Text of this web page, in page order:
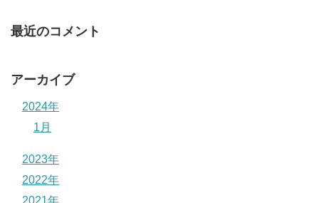
最近のコメント
アーカイブ
2024年
1月
2023年
2022年